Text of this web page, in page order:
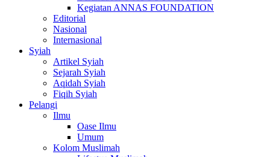
Kegiatan ANNAS FOUNDATION
Editorial
Nasional
Internasional
Syiah
Artikel Syiah
Sejarah Syiah
Aqidah Syiah
Fiqih Syiah
Pelangi
Ilmu
Oase Ilmu
Umum
Kolom Muslimah